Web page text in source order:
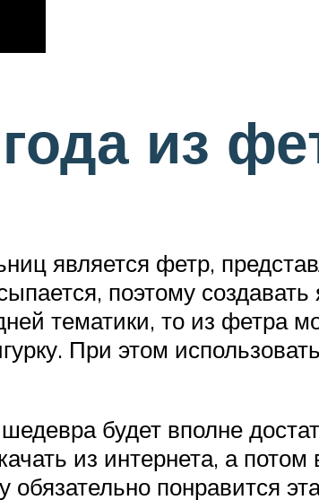
из
является фетр,
поэтому
тематики, то из фетра
При этом
будет вполне
из интернета, а
понравится